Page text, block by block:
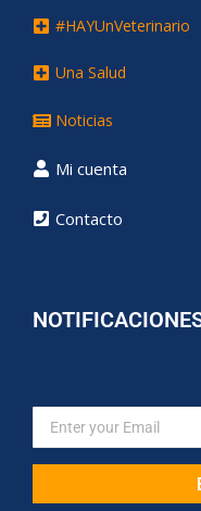
#HAYUnVeterinario
Una Salud
Noticias
Mi cuenta
Contacto